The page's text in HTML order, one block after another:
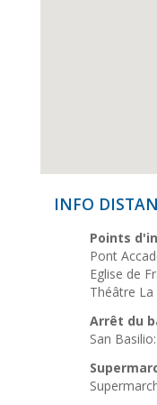
INFO
Points
Pont
Eglise de
Théâtre La
Arrêt du
San